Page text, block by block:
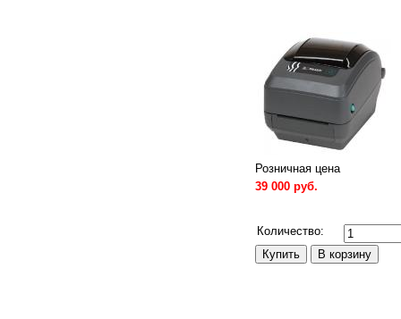
Розничная цена
39 000 руб.
Количество: